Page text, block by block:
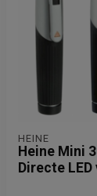
HEINE
Heine Mini
Directe